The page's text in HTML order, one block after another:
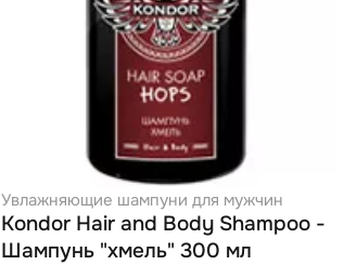
Увлажняющие шампуни для мужчин
Kondor Hair and Body Shampoo -
Шампунь "хмель" 300 мл